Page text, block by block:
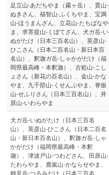
足立山-あだちやま（霧ヶ岳）、貫山-
ぬきさん、福智山-ふくちやま、宝満
山-ほうまんざん、立花山-たちばなや
ま、求菩提山-くぼてざん、犬ガ岳-い
ぬがたけ（日本三百名山）、英彦山-
ひこさん（日本二百名山・新日本百
名山）、釈迦ガ岳-しゃかがだけ（福
岡県最高峰・本釈迦）、古処山-こし
ょさん（新花の百名山）、金山-かな
やま、九千部山-くせんぶやま、脊振
山-せふりさん（日本三百名山）、井
原山-いわらやま
犬ガ岳-いぬがたけ（日本三百名
山）、英彦山-ひこさん（日本二百名
山・新日本百名山）、釈迦ガ岳-しゃ
かがだけ（福岡県最高峰・本釈
迦）、津波戸山-つわどさん、田原山-
たわらやま、鹿嵐山-かならせやま、
鶴見岳-つるみだけ（日本三百名